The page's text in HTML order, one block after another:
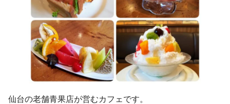
仙台の老舗青果店が営むカフェです。